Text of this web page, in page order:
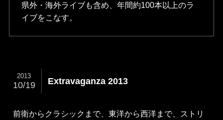
県外・海外ライブも含め、年間約100本以上のラ
イブをこなす。
Extravaganza 2013
2013
10/19
前衛からクラシックまで、東洋から西洋まで、ストリ